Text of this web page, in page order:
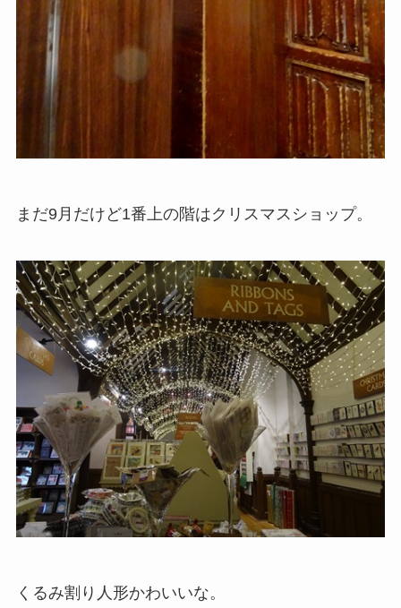
まだ9月だけど1番上の階はクリスマスショップ。
くるみ割り人形かわいいな。